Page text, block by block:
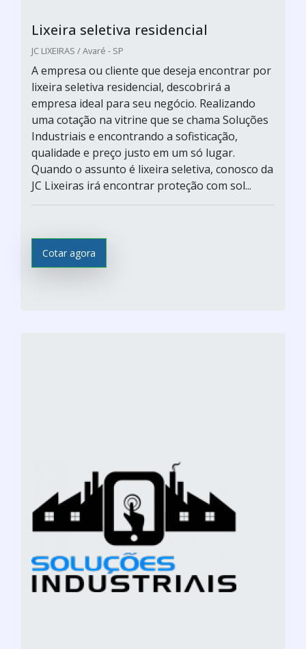
Lixeira seletiva residencial
JC LIXEIRAS / Avaré - SP
A empresa ou cliente que deseja encontrar por
lixeira seletiva residencial, descobrirá a
empresa ideal para seu negócio. Realizando
uma cotação na vitrine que se chama Soluções
Industriais e encontrando a sofisticação,
qualidade e preço justo em um só lugar.
Quando o assunto é lixeira seletiva, conosco da
JC Lixeiras irá encontrar proteção com sol...
Cotar agora